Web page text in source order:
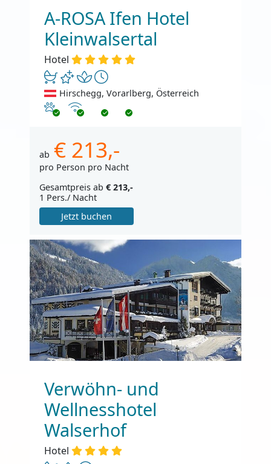
A-ROSA Ifen Hotel
Kleinwalsertal
Hotel
Hirschegg, Vorarlberg, Österreich
Haustiere erlaubt
Internet
ab € 213,-
pro Person pro Nacht
Gesamtpreis ab € 213,-
1 Pers./ Nacht
Jetzt buchen
Verwöhn- und
Wellnesshotel
Walserhof
Hotel